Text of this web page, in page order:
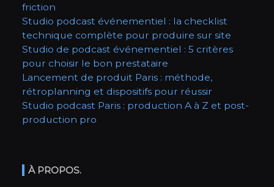
friction
Studio podcast événementiel : la checklist
technique complète pour produire sur site
Studio de podcast événementiel : 5 critères
pour choisir le bon prestataire
Lancement de produit Paris : méthode,
rétroplanning et dispositifs pour réussir
Studio podcast Paris : production A à Z et post-
production pro
À PROPOS.